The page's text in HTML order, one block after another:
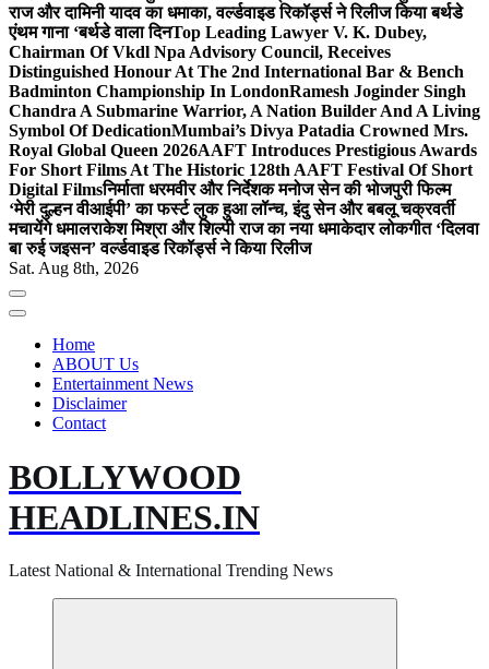
राज और दामिनी यादव का धमाका, वर्ल्डवाइड रिकॉर्ड्स ने रिलीज किया बर्थडे
एंथम गाना ‘बर्थडे वाला दिनTop Leading Lawyer V. K. Dubey,
Chairman Of Vkdl Npa Advisory Council, Receives
Distinguished Honour At The 2nd International Bar & Bench
Badminton Championship In LondonRamesh Joginder Singh
Chandra A Submarine Warrior, A Nation Builder And A Living
Symbol Of DedicationMumbai’s Divya Patadia Crowned Mrs.
Royal Global Queen 2026AAFT Introduces Prestigious Awards
For Short Films At The Historic 128th AAFT Festival Of Short
Digital Filmsनिर्माता धरमवीर और निर्देशक मनोज सेन की भोजपुरी फिल्म
‘मेरी दुल्हन वीआईपी’ का फर्स्ट लुक हुआ लॉन्च, इंदु सेन और बबलू चक्रवर्ती
मचायेंगे धमालराकेश मिश्रा और शिल्पी राज का नया धमाकेदार लोकगीत ‘दिलवा
बा रुई जइसन’ वर्ल्डवाइड रिकॉर्ड्स ने किया रिलीज
Sat. Aug 8th, 2026
Home
ABOUT Us
Entertainment News
Disclaimer
Contact
BOLLYWOOD
HEADLINES.IN
Latest National & International Trending News